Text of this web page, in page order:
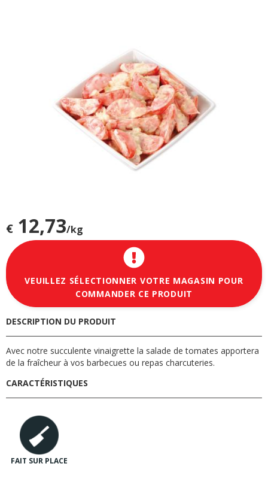
€ 12,73/kg
VEUILLEZ SÉLECTIONNER VOTRE MAGASIN POUR
COMMANDER CE PRODUIT
DESCRIPTION DU PRODUIT
Avec notre succulente vinaigrette la salade de tomates apportera
de la fraîcheur à vos barbecues ou repas charcuteries.
CARACTÉRISTIQUES
FAIT SUR PLACE